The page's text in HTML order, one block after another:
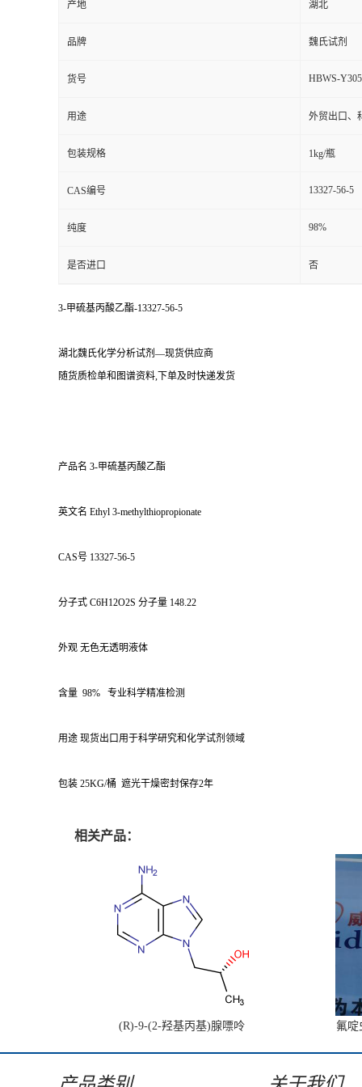
产地 湖北
品牌 魏氏试剂
货号 HBWS-Y305
用途 外贸出口、
包装规格 1kg/瓶
CAS编号 13327-56-5
纯度 98%
是否进口 否
3-甲硫基丙酸乙酯-13327-56-5
湖北魏氏化学分析试剂—现货供应商
随货质检单和图谱资料,下单及时快递发货
产品名 3-甲硫基丙酸乙酯
英文名 Ethyl 3-methylthiopropionate
CAS号 13327-56-5
分子式 C6H12O2S 分子量 148.22
外观 无色无透明液体
含量 98% 专业科学精准检测
用途 现货出口用于科学研究和化学试剂领域
包装 25KG/桶 遮光干燥密封保存2年
相关产品：
(R)-9-(2-羟基丙基)腺嘌呤 氟啶